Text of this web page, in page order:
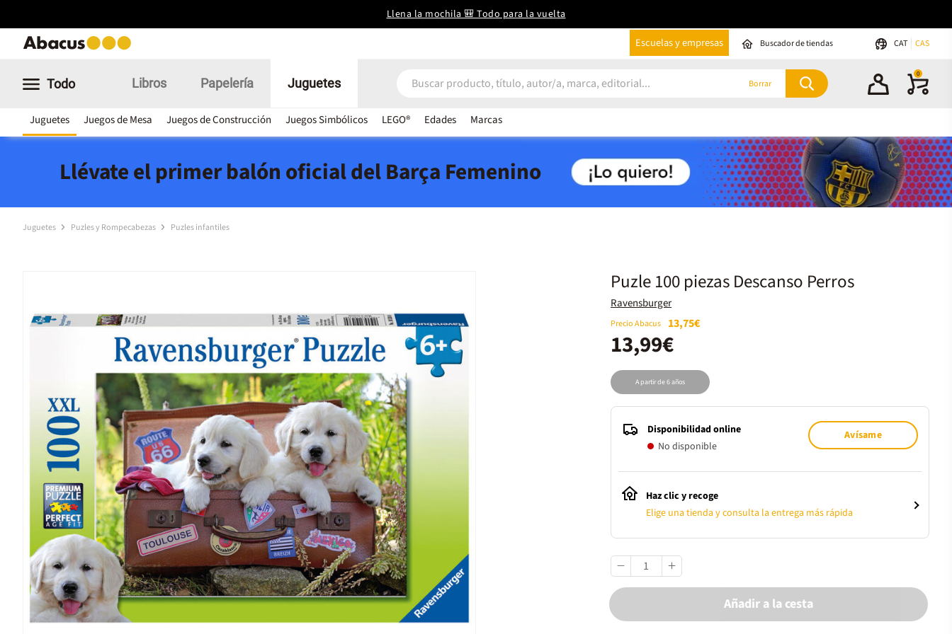
Llena la mochila 🎒 Todo para la vuelta
Escuelas y empresas Buscador de tiendas CAT CAS
Todo Libros Papelería Juguetes
Juguetes Juegos de Mesa Juegos de Construcción Juegos Simbólicos LEGO® Edades Marcas
Borrar
0
Llévate el primer balón oficial del Barça Femenino
Juguetes Puzles y Rompecabezas Puzles infantiles
Puzle 100 piezas Descanso Perros
Ravensburger
Precio Abacus 13,75€
13,99€
A partir de 6 años
Disponibilidad online
No disponible
Avísame
Haz clic y recoge
Elige una tienda y consulta la entrega más rápida
Añadir a la cesta